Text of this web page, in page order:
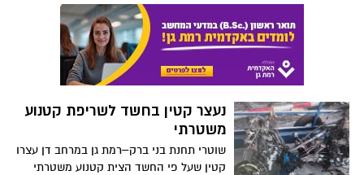
חומר החשוד כסם מסוג קנאביס
נעצר קטין בחשד לשריפת קטנוע
משטרתי
שוטרי תחנת בני ברק–רמת גן במרחב דן עצרו
קטין שעל פי החשד הצית קטנוע משטרתי